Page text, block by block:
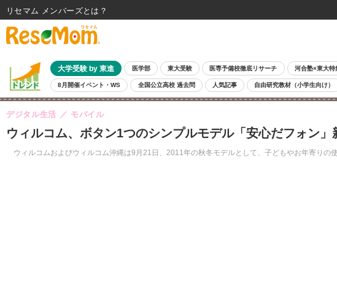
大学受験 by 東進 医学部 東大受験 医専予備校徹底リサーチ 河合塾×東大特
8月開催イベント・WS 全国公立高校 過去問 人気記事 自由研究教材（小学生向け）
ウィルコム、ボタン1つのシンプルモデル「安心だフォン」
ウィルコムおよびウィルコム沖縄は9月21日、2011年の秋冬モデルとして、子どもやお年寄りの
デジタル生活 モバイル
リセマム メンバーズ